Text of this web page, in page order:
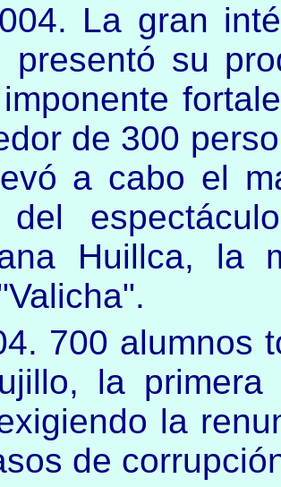
La gran
presentó su
de 300
a cabo el
del
Huillca, la
700 alumnos
la primera
la
de